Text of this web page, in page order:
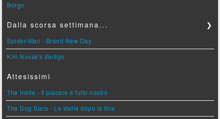
Borgo
Dalla scorsa settimana... ❯
Spider-Man - Brand New Day
Kim Novak's Vertigo
Attesissimi
The Invite - Il piacere è tutto nostro
The Dog Stars - Le stelle dopo la fine